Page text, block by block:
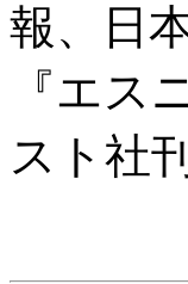
報、日
『エス
スト社